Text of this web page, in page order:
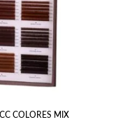
COLORES MIX